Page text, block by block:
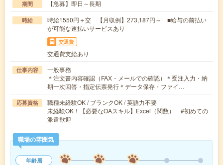
期間 【急募】即日～長期
時給
時給1550円＋交 【月収例】273,187円～ ■給与の前払い
が可能な速払いサービスあり
交通費
交通費支給あり
仕事内容
一般事務
＊注文書内容確認（FAX・メールでの確認）＊受注入力・納
期一次回答・指定伝票発行＊データ保存・ファイ…
応募資格
職種未経験OK / ブランクOK / 英語力不要
未経験OK！【必要なOAスキル】Excel（関数） #初めての
派遣歓迎
職場の雰囲気
年齢層